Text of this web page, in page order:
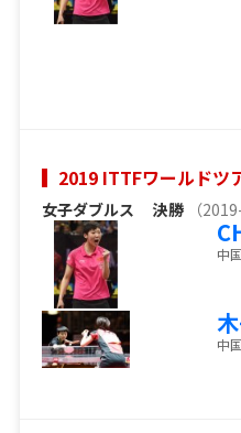
2019 ITTFワールドツ
女子ダブルス 決勝 （
中
中